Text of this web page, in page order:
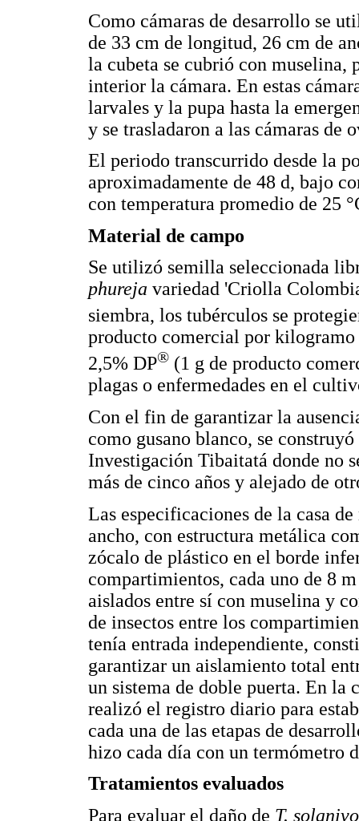
Como cámaras de desarrollo se
de 33 cm de longitud, 26 cm de
la cubeta se cubrió con
interior la cámara. En estas
larvales y la pupa hasta la
y se trasladaron a las cámaras
El periodo transcurrido desde la
aproximadamente de 48 d, bajo
con temperatura promedio de 25
Material de campo
Se utilizó semilla seleccionada
phureja variedad 'Criolla
siembra, los tubérculos se
producto comercial por
2,5% DP® (1 g de producto
plagas o enfermedades en el
Con el fin de garantizar la
como gusano blanco, se
Investigación Tibaitatá donde no
más de cinco años y alejado de
Las especificaciones de la casa
ancho, con estructura metálica
zócalo de plástico en el borde
compartimientos, cada uno de 8
aislados entre sí con muselina y
de insectos entre los
tenía entrada independiente,
garantizar un aislamiento total
un sistema de doble puerta. En la
realizó el registro diario para
cada una de las etapas de
hizo cada día con un termómetro
Tratamientos evaluados
Para evaluar el daño de T.